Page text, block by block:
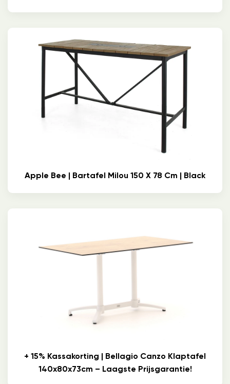
Apple Bee | Bartafel Milou 150 X 78 Cm | Black
+ 15% Kassakorting | Bellagio Canzo Klaptafel
140x80x73cm – Laagste Prijsgarantie!